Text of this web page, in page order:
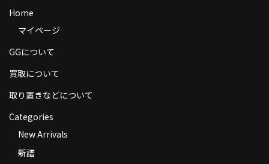
コンディション
Privacy Policy
特定商取引法に基づく表示
Contact
Home
マイページ
GGについて
買取について
取り置きなどについて
Categories
New Arrivals
新譜